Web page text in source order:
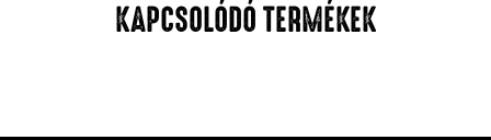
KAPCSOLÓDÓ TERMÉKEK